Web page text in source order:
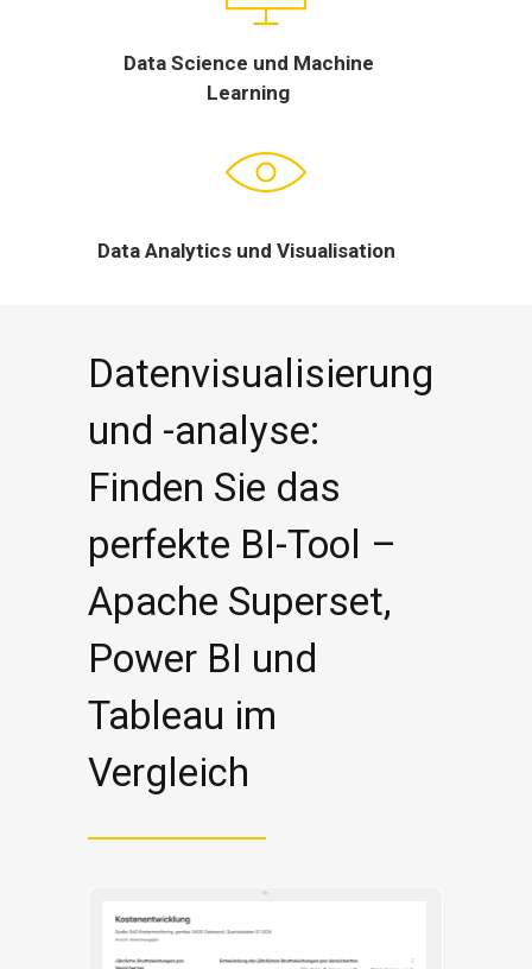
Data Science und Machine
Learning
Data Analytics und Visualisation
Datenvisualisierung
und -analyse:
Finden Sie das
perfekte BI-Tool –
Apache Superset,
Power BI und
Tableau im
Vergleich